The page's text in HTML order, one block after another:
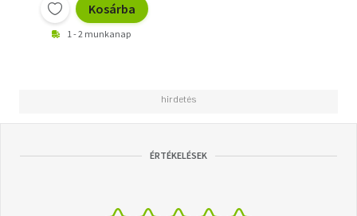
Kosárba
1 - 2 munkanap
ÉRTÉKELÉSEK